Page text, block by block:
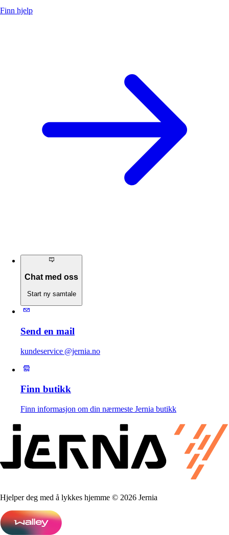
Finn hjelp
Chat med oss
Start ny samtale
Send en mail
kundeservice @jernia.no
Finn butikk
Finn informasjon om din nærmeste Jernia butikk
Hjelper deg med å lykkes hjemme © 2026 Jernia